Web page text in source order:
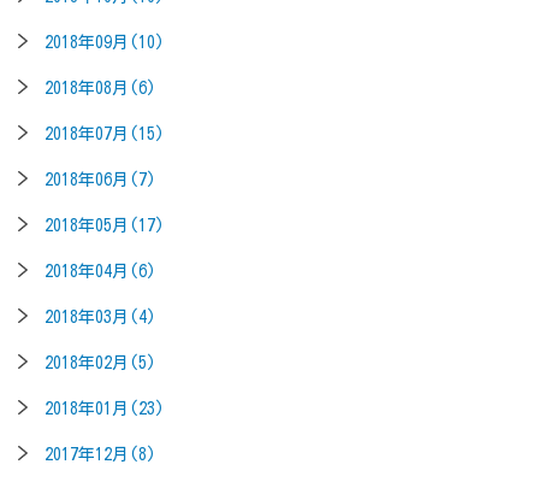
2018年09月(10)
2018年08月(6)
2018年07月(15)
2018年06月(7)
2018年05月(17)
2018年04月(6)
2018年03月(4)
2018年02月(5)
2018年01月(23)
2017年12月(8)